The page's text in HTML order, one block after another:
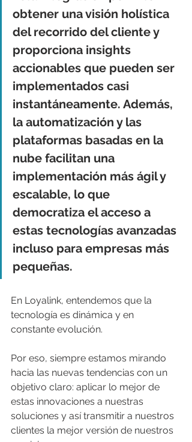
obtener una visión holística
del recorrido del cliente y
proporciona insights
accionables que pueden ser
implementados casi
instantáneamente. Además,
la automatización y las
plataformas basadas en la
nube facilitan una
implementación más ágil y
escalable, lo que
democratiza el acceso a
estas tecnologías avanzadas
incluso para empresas más
pequeñas.
En Loyalink, entendemos que la
tecnología es dinámica y en
constante evolución.
Por eso, siempre estamos mirando
hacia las nuevas tendencias con un
objetivo claro: aplicar lo mejor de
estas innovaciones a nuestras
soluciones y así transmitir a nuestros
clientes la mejor versión de nuestros